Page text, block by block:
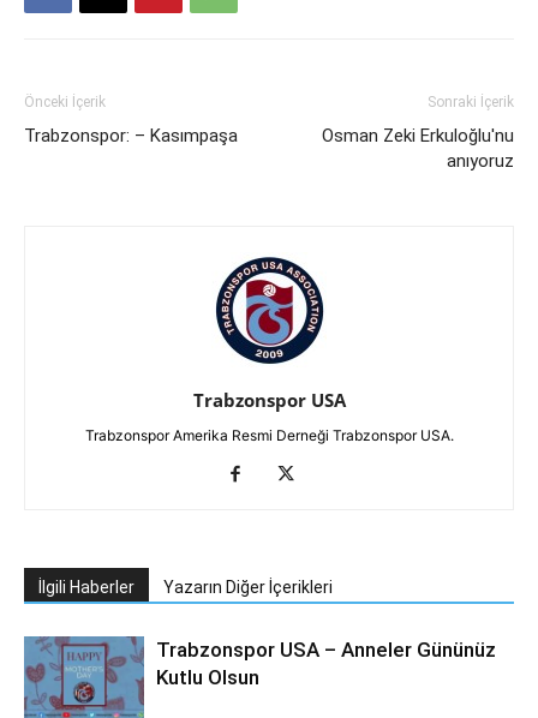
Önceki İçerik
Trabzonspor: – Kasımpaşa
Sonraki İçerik
Osman Zeki Erkuloğlu'nu
anıyoruz
Trabzonspor USA
Trabzonspor Amerika Resmi Derneği Trabzonspor USA.
İlgili Haberler Yazarın Diğer İçerikleri
Trabzonspor USA – Anneler Gününüz
Kutlu Olsun